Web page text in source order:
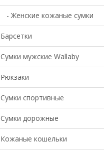
- Женские кожаные сумки
Барсетки
Cумки мужские Wallaby
Рюкзаки
Сумки спортивные
Сумки дорожные
Кожаные кошельки